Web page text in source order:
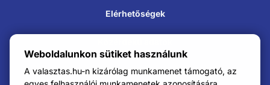
Weboldalunkon sütiket használunk
A valasztas.hu-n kizárólag munkamenet támogató, az
Elérhetőségek
Impresszum